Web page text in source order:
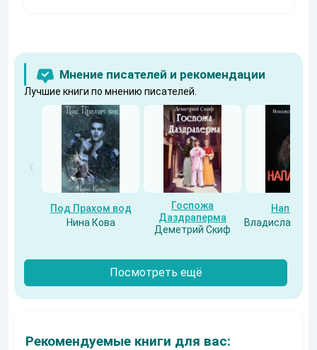
Мнение писателей и рекомендации
Лучшие книги по мнению писателей.
Под Прахом вод
Нина Кова
Госпожа
Даздраперма
Деметрий Скиф
Напарник
Владислав
Посмотреть ещё
Рекомендуемые книги для вас: